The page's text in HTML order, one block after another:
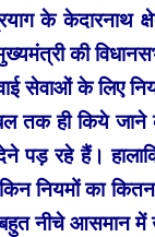
के केदारनाथ
मुख्यमंत्री की
सेवाओं के लिए
तक ही किये जाने
रहे हैं।
नियमों का
नीचे आसमान में